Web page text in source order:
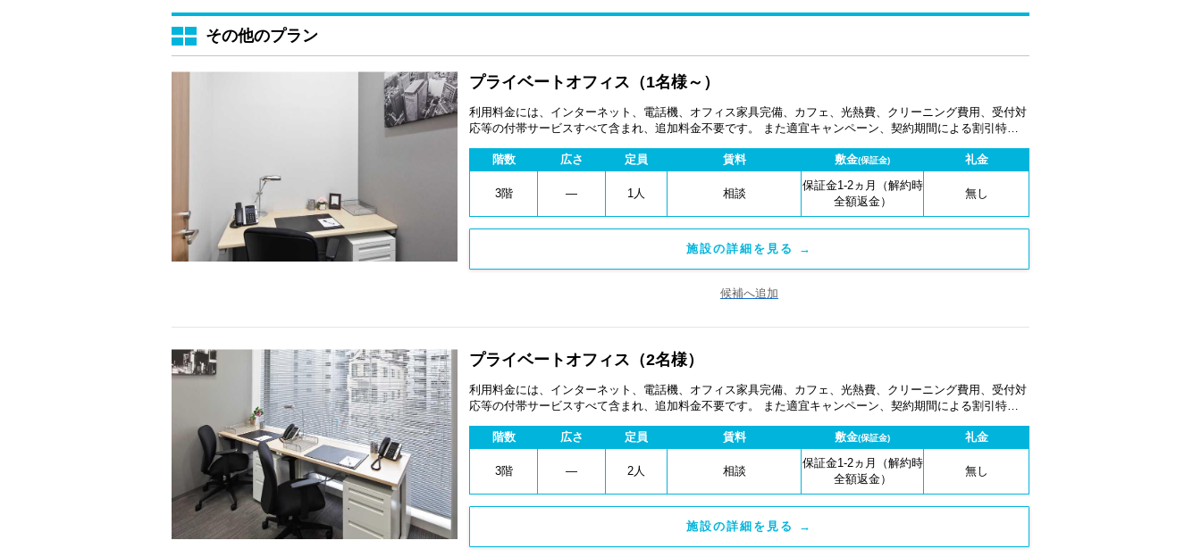
その他のプラン
プライベートオフィス（1名様～）
利用料金には、インターネット、電話機、オフィス家具完備、カフェ、光熱費、クリーニング費用、受付対
応等の付帯サービスすべて含まれ、追加料金不要です。 また適宜キャンペーン、契約期間による割引特典
階数
広さ 定員 賃料 敷金(保証金) 礼金
3階 ― 1人 相談
保証金1-2ヵ月（解約時
全額返金）
無し
施設の詳細を見る →
候補へ追加
プライベートオフィス（2名様）
利用料金には、インターネット、電話機、オフィス家具完備、カフェ、光熱費、クリーニング費用、受付対
応等の付帯サービスすべて含まれ、追加料金不要です。 また適宜キャンペーン、契約期間による割引特典
階数
広さ 定員 賃料 敷金(保証金) 礼金
3階 ― 2人 相談
保証金1-2ヵ月（解約時
全額返金）
無し
施設の詳細を見る →